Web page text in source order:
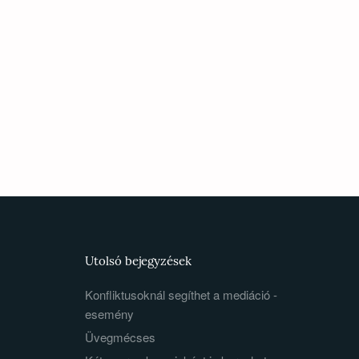
Utolsó bejegyzések
Konfliktusoknál segíthet a mediáció -
esemény
Üvegmécses